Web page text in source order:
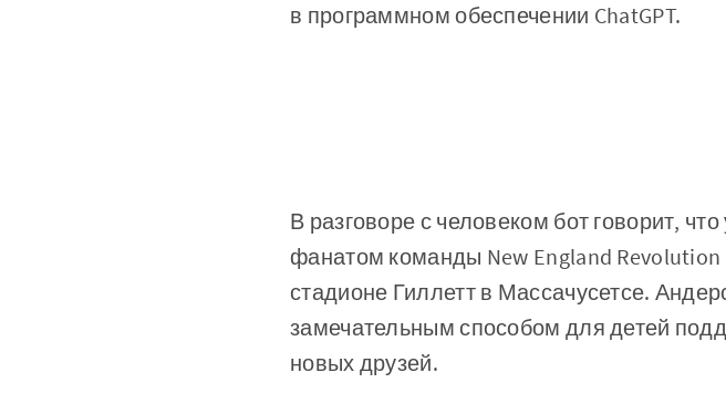
в программном обеспечении ChatGPT.
В разговоре с человеком бот говорит,
фанатом команды New England
стадионе Гиллетт в Массачусетсе.
замечательным способом для детей
новых друзей.